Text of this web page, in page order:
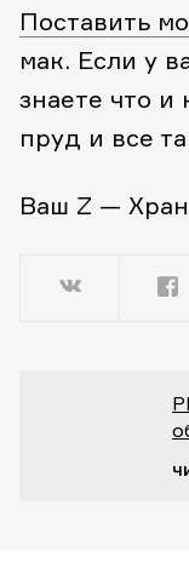
Поставить
мак. Если у
знаете что и
пруд и все
Ваш Z —